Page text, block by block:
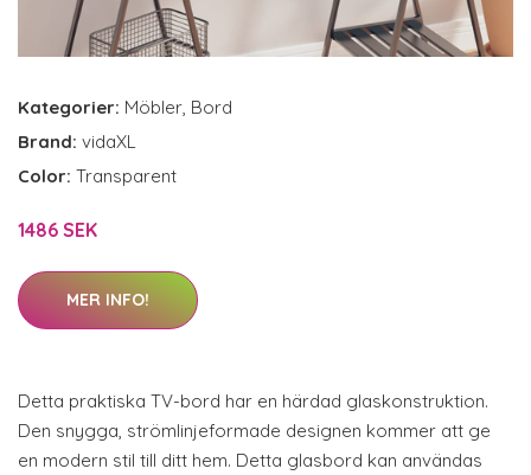
Kategorier: Möbler, Bord
Brand: vidaXL
Color: Transparent
1486 SEK
MER INFO!
Detta praktiska TV-bord har en härdad glaskonstruktion.
Den snygga, strömlinjeformade designen kommer att ge
en modern stil till ditt hem. Detta glasbord kan användas